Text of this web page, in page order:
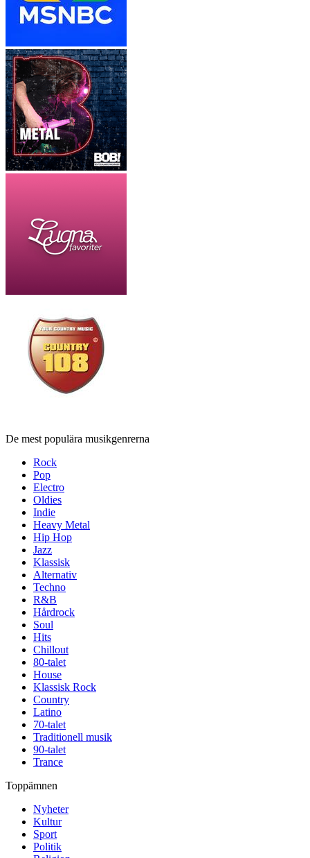
De mest populära musikgenrerna
Rock
Pop
Electro
Oldies
Indie
Heavy Metal
Hip Hop
Jazz
Klassisk
Alternativ
Techno
R&B
Hårdrock
Soul
Hits
Chillout
80-talet
House
Klassisk Rock
Country
Latino
70-talet
Traditionell musik
90-talet
Trance
Toppämnen
Nyheter
Kultur
Sport
Politik